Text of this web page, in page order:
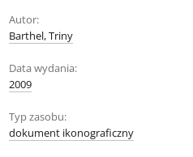
Autor:
Barthel, Triny
Data wydania:
2009
Typ zasobu:
dokument ikonograficzny